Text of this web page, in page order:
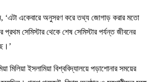
‘এটা একেবারে অনুসরণ করে তথ্য জোগাড় করার মতো
প্রথম সেমিস্টার থেকে শেষ সেমিস্টার পর্যন্ত জীবনের
মিলিয়া ইসলামিয়া বিশ্ববিদ্যালয়ে পড়াশোনার সময়ের